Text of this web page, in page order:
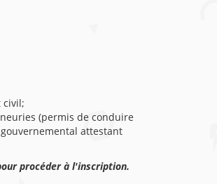
civil;
(permis de conduire
attestant
procéder à l'inscription.